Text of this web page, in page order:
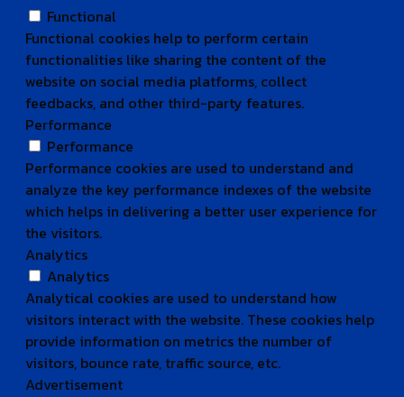
Functional
Functional cookies help to perform certain
functionalities like sharing the content of the
website on social media platforms, collect
feedbacks, and other third-party features.
Performance
Performance
Performance cookies are used to understand and
analyze the key performance indexes of the website
which helps in delivering a better user experience for
the visitors.
Analytics
Analytics
Analytical cookies are used to understand how
visitors interact with the website. These cookies help
provide information on metrics the number of
visitors, bounce rate, traffic source, etc.
Advertisement